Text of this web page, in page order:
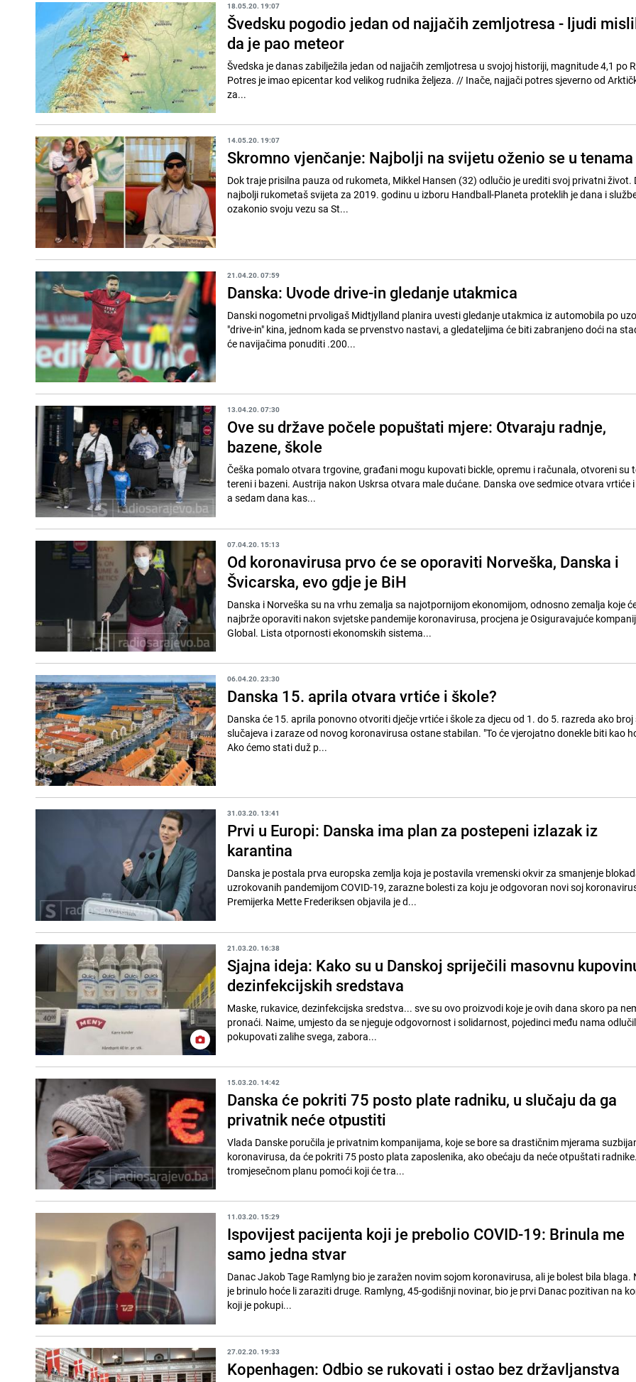
18.05.20. 19:07
Švedsku pogodio jedan od najjačih zemljotresa - ljudi
da je pao meteor
Švedska je danas zabilježila jedan od najjačih zemljotresa u svojoj historiji, magnitude 4,1 po
Potres je imao epicentar kod velikog rudnika željeza. // Inače, najjači potres sjeverno od Arktičkog kruga
za...
14.05.20. 19:07
Skromno vjenčanje: Najbolji na svijetu oženio se u tenama
Dok traje prisilna pauza od rukometa, Mikkel Hansen (32) odlučio je urediti svoj privatni život.
najbolji rukometaš svijeta za 2019. godinu u izboru Handball-Planeta proteklih je dana i
ozakonio svoju vezu sa St...
21.04.20. 07:59
Danska: Uvode drive-in gledanje utakmica
Danski nogometni prvoligaš Midtjylland planira uvesti gledanje utakmica iz automobila po
"drive-in" kina, jednom kada se prvenstvo nastavi, a gledateljima će biti zabranjeno doći na
će navijačima ponuditi .200...
13.04.20. 07:30
Ove su države počele popuštati mjere: Otvaraju radnje,
bazene, škole
Češka pomalo otvara trgovine, građani mogu kupovati bickle, opremu i računala, otvoreni su
tereni i bazeni. Austrija nakon Uskrsa otvara male dućane. Danska ove sedmice otvara vrtiće i
a sedam dana kas...
07.04.20. 15:13
Od koronavirusa prvo će se oporaviti Norveška, Danska i
Švicarska, evo gdje je BiH
Danska i Norveška su na vrhu zemalja sa najotpornijom ekonomijom, odnosno zemalja koje
najbrže oporaviti nakon svjetske pandemije koronavirusa, procjena je Osiguravajuće
Global. Lista otpornosti ekonomskih sistema...
06.04.20. 23:30
Danska 15. aprila otvara vrtiće i škole?
Danska će 15. aprila ponovno otvoriti dječje vrtiće i škole za djecu od 1. do 5. razreda ako
slučajeva i zaraze od novog koronavirusa ostane stabilan. "To će vjerojatno donekle biti kao
Ako ćemo stati duž p...
31.03.20. 13:41
Prvi u Europi: Danska ima plan za postepeni izlazak iz
karantina
Danska je postala prva europska zemlja koja je postavila vremenski okvir za smanjenje
uzrokovanih pandemijom COVID-19, zarazne bolesti za koju je odgovoran novi soj
Premijerka Mette Frederiksen objavila je d...
21.03.20. 16:38
Sjajna ideja: Kako su u Danskoj spriječili masovnu
dezinfekcijskih sredstava
Maske, rukavice, dezinfekcijska sredstva... sve su ovo proizvodi koje je ovih dana skoro pa
pronaći. Naime, umjesto da se njeguje odgovornost i solidarnost, pojedinci među nama
pokupovati zalihe svega, zabora...
15.03.20. 14:42
Danska će pokriti 75 posto plate radniku, u slučaju da ga
privatnik neće otpustiti
Vlada Danske poručila je privatnim kompanijama, koje se bore sa drastičnim mjerama
koronavirusa, da će pokriti 75 posto plata zaposlenika, ako obećaju da neće otpuštati
tromjesečnom planu pomoći koji će tra...
11.03.20. 15:29
Ispovijest pacijenta koji je prebolio COVID-19: Brinula me
samo jedna stvar
Danac Jakob Tage Ramlyng bio je zaražen novim sojom koronavirusa, ali je bolest bila blaga.
je brinulo hoće li zaraziti druge. Ramlyng, 45-godišnji novinar, bio je prvi Danac pozitivan na
koji je pokupi...
27.02.20. 19:33
Kopenhagen: Odbio se rukovati i ostao bez državljanstva